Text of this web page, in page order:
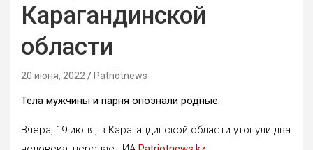
Карагандинской
области
20 июня, 2022 Patriotnews
Тела мужчины и парня опознали родные.
Вчера, 19 июня, в Карагандинской области утонули два